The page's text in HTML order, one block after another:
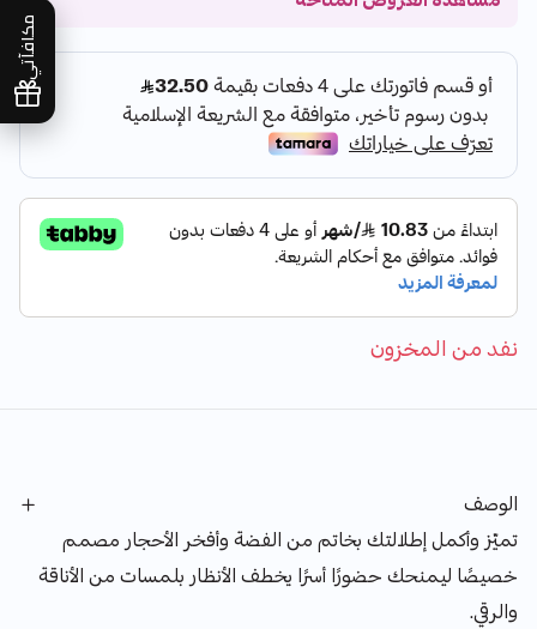
مكافآتي
نفد من المخزون
الوصف
تميّز وأكمل إطلالتك بخاتم من الفضة وأفخر الأحجار مصمم
خصيصًا ليمنحك حضورًا أسرًا يخطف الأنظار بلمسات من الأناقة
والرقي.